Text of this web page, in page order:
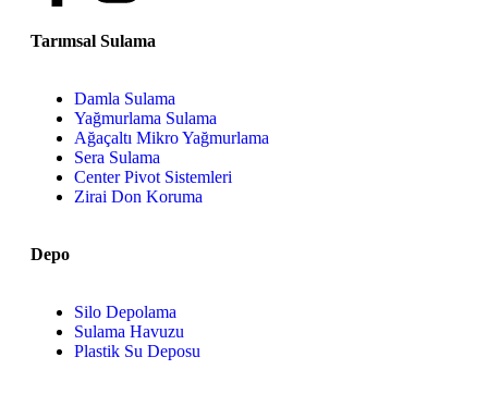
Tarımsal Sulama
Damla Sulama
Yağmurlama Sulama
Ağaçaltı Mikro Yağmurlama
Sera Sulama
Center Pivot Sistemleri
Zirai Don Koruma
Depo
Silo Depolama
Sulama Havuzu
Plastik Su Deposu